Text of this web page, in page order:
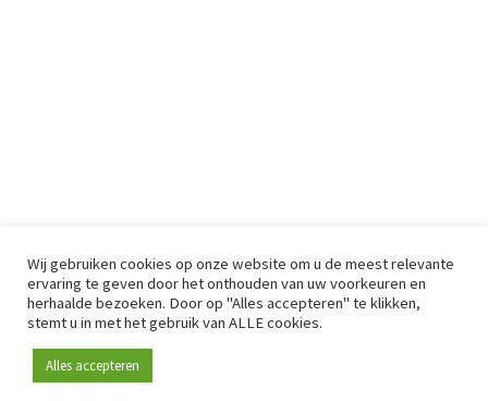
Wij gebruiken cookies op onze website om u de meest relevante
ervaring te geven door het onthouden van uw voorkeuren en
herhaalde bezoeken. Door op "Alles accepteren" te klikken,
stemt u in met het gebruik van ALLE cookies.
Alles accepteren